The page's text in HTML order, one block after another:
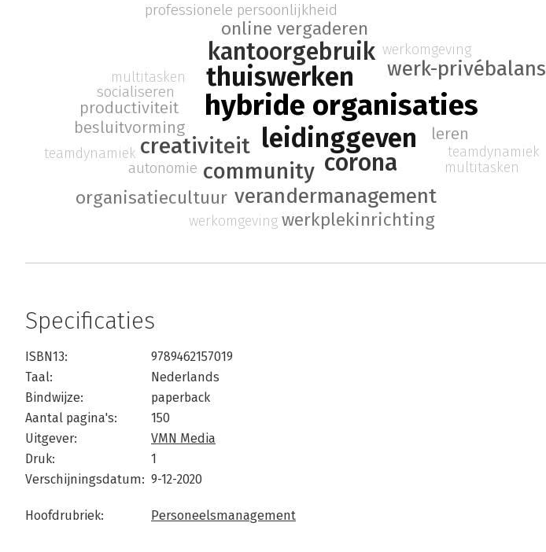
hybride organisaties
leidinggeven
thuiswerken
corona
kantoorgebruik
community
creativiteit
verandermanagement
werk-privébalans
online vergaderen
werkplekinrichting
organisatiecultuur
besluitvorming
productiviteit
leren
professionele persoonlijkheid
autonomie
socialiseren
multitasken
werkomgeving
teamdynamiek
multitasken
werkomgeving
teamdynamiek
Specificaties
ISBN13:
9789462157019
Taal:
Nederlands
Bindwijze:
paperback
Aantal pagina's:
150
Uitgever:
VMN Media
Druk:
1
Verschijningsdatum: 9-12-2020
Hoofdrubriek: Personeelsmanagement